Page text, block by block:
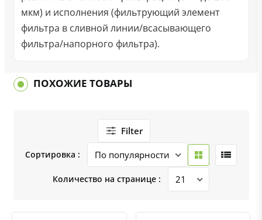
мкм) и исполнения (фильтрующий элемент
фильтра в сливной линии/всасывающего
фильтра/напорного фильтра).
ПОХОЖИЕ ТОВАРЫ
Filter
Сортировка :
Количество на странице :